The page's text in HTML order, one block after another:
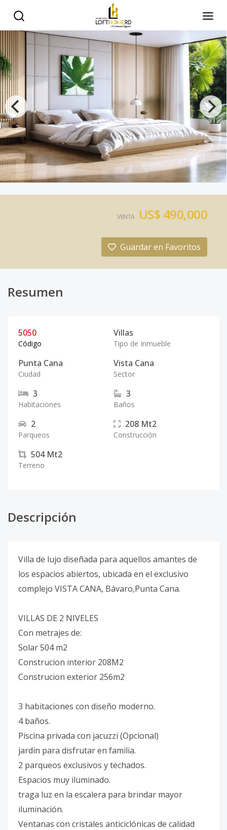
VENTA US$ 490,000
Guardar en Favoritos
Resumen
5050
Código
Villas
Tipo de Inmueble
Punta Cana
Ciudad
Vista Cana
Sector
3
Habitaciones
3
Baños
2
Parqueos
208 Mt2
Construcción
504 Mt2
Terreno
Descripción
Villa de lujo diseñada para aquellos amantes de
los espacios abiertos, ubicada en el exclusivo
complejo VISTA CANA, Bávaro,Punta Cana.
VILLAS DE 2 NIVELES
Con metrajes de:
Solar 504 m2
Construcion interior 208M2
Construcion exterior 256m2
3 habitaciones con diseño moderno.
4 baños.
Piscina privada con jacuzzi (Opcional)
jardín para disfrutar en familia.
2 parqueos exclusivos y techados.
Espacios muy iluminado.
traga luz en la escalera para brindar mayor
iluminación.
Ventanas con cristales anticiclónicas de calidad